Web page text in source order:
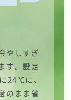
やしすぎ
す。設定
24℃に、
のまま省